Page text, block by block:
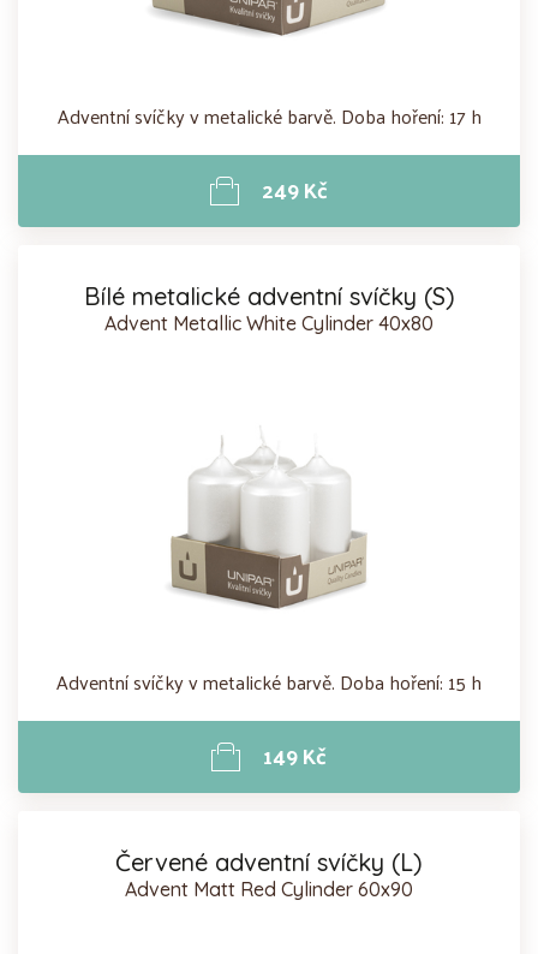
Adventní svíčky v metalické barvě. Doba hoření: 17 h
249 Kč
Bílé metalické adventní svíčky (S)
Advent Metallic White Cylinder 40x80
Adventní svíčky v metalické barvě. Doba hoření: 15 h
149 Kč
Červené adventní svíčky (L)
Advent Matt Red Cylinder 60x90